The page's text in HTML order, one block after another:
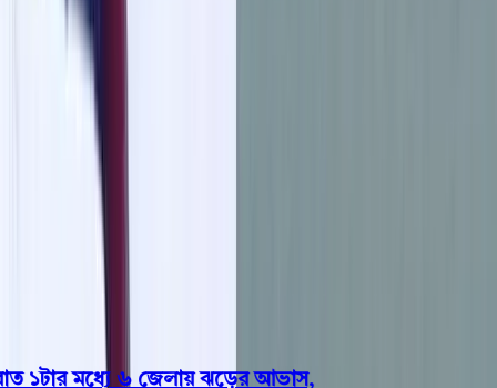
বরগুনা
পিরোজপুর
খেলাধুলা
বিনোদন
জাতীয়
Open menu
১টার মধ্যে ৬ জেলায় ঝড়ের আভাস,